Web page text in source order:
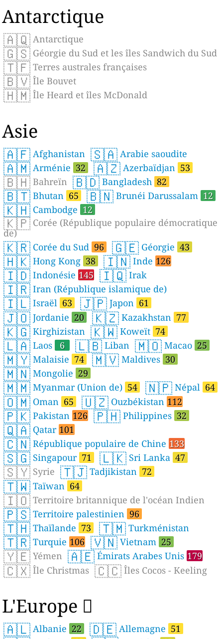
Antarctique
🇦🇶 Antarctique
🇬🇸 Géorgie du Sud et les îles Sandwich du Sud
🇹🇫 Terres australes françaises
🇧🇻 Île Bouvet
🇭🇲 Île Heard et îles McDonald
Asie
🇦🇫 Afghanistan 🇸🇦 Arabie saoudite
🇦🇲 Arménie 32 🇦🇿 Azerbaïdjan 53
🇧🇭 Bahreïn 🇧🇩 Bangladesh 82
🇧🇹 Bhutan 65 🇧🇳 Brunéi Darussalam 12
🇰🇭 Cambodge 12
🇰🇵 Corée (République populaire démocratique
de)
🇰🇷 Corée du Sud 96 🇬🇪 Géorgie 43
🇭🇰 Hong Kong 38 🇮🇳 Inde 126
🇮🇩 Indonésie 145 🇮🇶 Irak
🇮🇷 Iran (République islamique de)
🇮🇱 Israël 63 🇯🇵 Japon 61
🇯🇴 Jordanie 20 🇰🇿 Kazakhstan 77
🇰🇬 Kirghizistan 🇰🇼 Koweït 74
🇱🇦 Laos 6 🇱🇧 Liban 🇲🇴 Macao 25
🇲🇾 Malaisie 74 🇲🇻 Maldives 30
🇲🇳 Mongolie 29
🇲🇲 Myanmar (Union de) 54 🇳🇵 Népal 64
🇴🇲 Oman 65 🇺🇿 Ouzbékistan 112
🇵🇰 Pakistan 126 🇵🇭 Philippines 32
🇶🇦 Qatar 101
🇨🇳 République populaire de Chine 133
🇸🇬 Singapour 71 🇱🇰 Sri Lanka 47
🇸🇾 Syrie 🇹🇯 Tadjikistan 72
🇹🇼 Taïwan 64
🇮🇴 Territoire britannique de l'océan Indien
🇵🇸 Territoire palestinien 96
🇹🇭 Thaïlande 73 🇹🇲 Turkménistan
🇹🇷 Turquie 106 🇻🇳 Vietnam 25
🇾🇪 Yémen 🇦🇪 Émirats Arabes Unis 179
🇨🇽 Île Christmas 🇨🇨 Îles Cocos - Keeling
L'Europe 
🇦🇱 Albanie 22 🇩🇪 Allemagne 51